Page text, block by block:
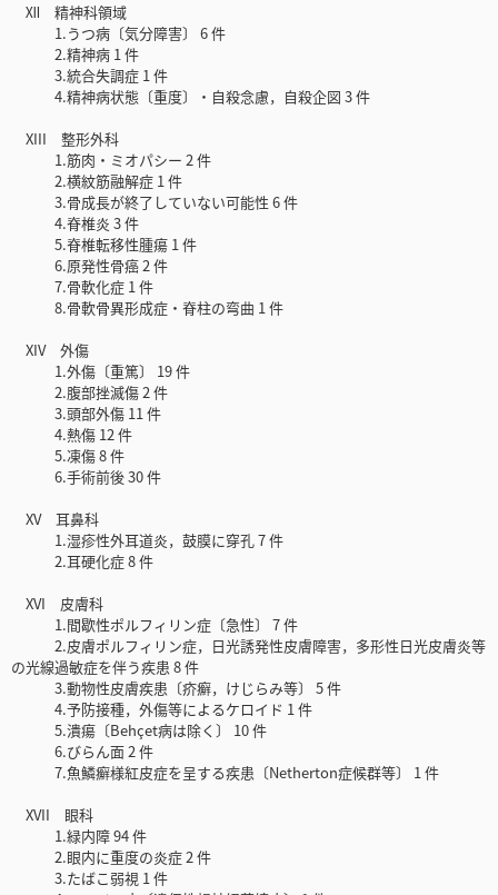
Ⅻ 精神科領域
1.うつ病〔気分障害〕 6 件
2.精神病 1 件
3.統合失調症 1 件
4.精神病状態〔重度〕・自殺念慮，自殺企図 3 件
XIII 整形外科
1.筋肉・ミオパシー 2 件
2.横紋筋融解症 1 件
3.骨成長が終了していない可能性 6 件
4.脊椎炎 3 件
5.脊椎転移性腫瘍 1 件
6.原発性骨癌 2 件
7.骨軟化症 1 件
8.骨軟骨異形成症・脊柱の弯曲 1 件
XIV 外傷
1.外傷〔重篤〕 19 件
2.腹部挫滅傷 2 件
3.頭部外傷 11 件
4.熱傷 12 件
5.凍傷 8 件
6.手術前後 30 件
XV 耳鼻科
1.湿疹性外耳道炎，鼓膜に穿孔 7 件
2.耳硬化症 8 件
XVI 皮膚科
1.間歇性ポルフィリン症〔急性〕 7 件
2.皮膚ポルフィリン症，日光誘発性皮膚障害，多形性日光皮膚炎等
の光線過敏症を伴う疾患 8 件
3.動物性皮膚疾患〔疥癬，けじらみ等〕 5 件
4.予防接種，外傷等によるケロイド 1 件
5.潰瘍〔Behçet病は除く〕 10 件
6.びらん面 2 件
7.魚鱗癬様紅皮症を呈する疾患〔Netherton症候群等〕 1 件
XVII 眼科
1.緑内障 94 件
2.眼内に重度の炎症 2 件
3.たばこ弱視 1 件